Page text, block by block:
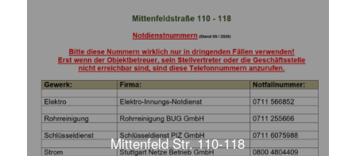
Mittenfeld Str. 110-118